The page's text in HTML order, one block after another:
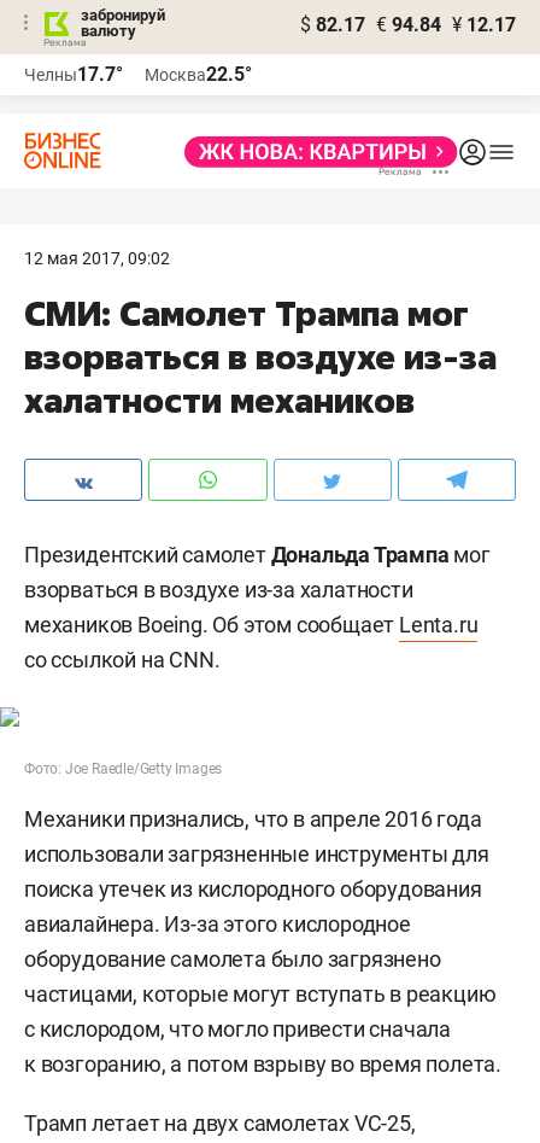
забронируй
валюту
$ 82.17 € 94.84 ¥ 12.17
Челны17.7° Москва22.5°
12 мая 2017, 09:02
СМИ: Самолет Трампа мог
взорваться в воздухе из-за
халатности механиков
Президентский самолетДональда Трампа мог
взорваться в воздухе из-за халатности
механиков Boeing. Об этом сообщает Lenta.ru
со ссылкой на CNN.
Фото: Joe Raedle/Getty Images
Механики признались, что в апреле 2016 года
использовали загрязненные инструменты для
поиска утечек из кислородного оборудования
авиалайнера. Из-за этого кислородное
оборудование самолета было загрязнено
частицами, которые могут вступать в реакцию
с кислородом, что могло привести сначала
к возгоранию, а потом взрыву во время полета.
Трамп летает на двух самолетах VC-25,